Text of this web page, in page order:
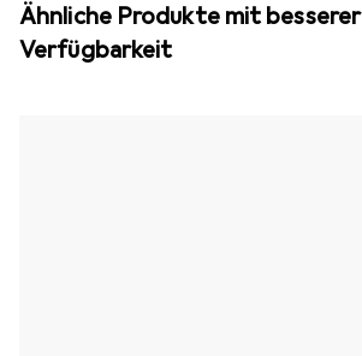
Ähnliche Produkte mit besserer
Verfügbarkeit